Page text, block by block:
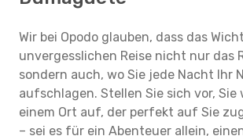
Wir bei Opodo glauben, dass das
unvergesslichen Reise nicht nur das
sondern auch, wo Sie jede Nacht Ihr
aufschlagen. Stellen Sie sich vor, Sie
einem Ort auf, der perfekt auf Sie
– sei es für ein Abenteuer allein,